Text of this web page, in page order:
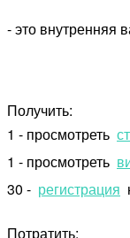
- это внутренняя
Получить:
1 - просмотреть
1 - просмотреть
30 - регистрация
Потратить: